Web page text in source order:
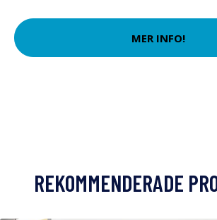
MER INFO!
REKOMMENDERADE